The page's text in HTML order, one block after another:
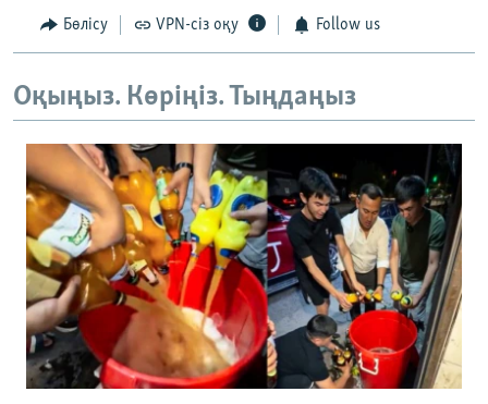
Бөлісу VPN-сіз оқу Follow us
Оқыңыз. Көріңіз. Тыңдаңыз